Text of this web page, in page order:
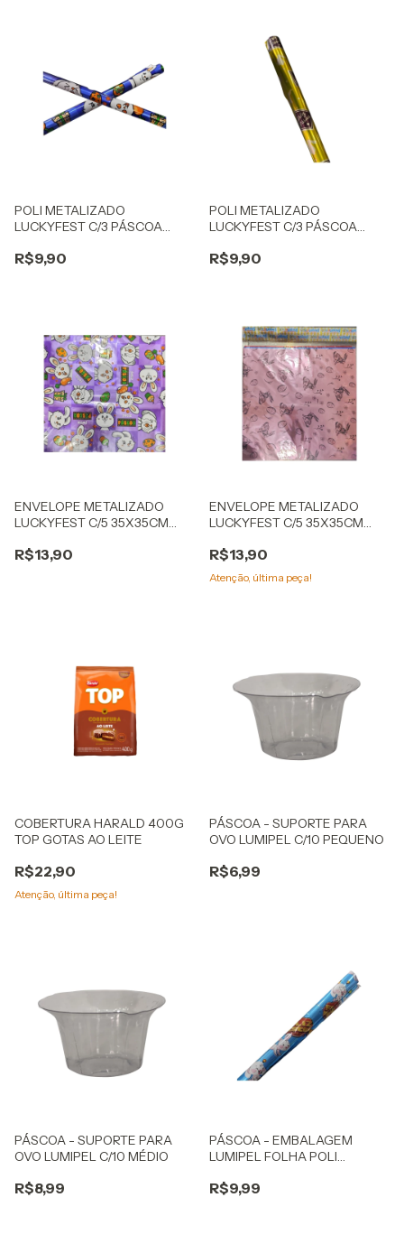
POLI METALIZADO
LUCKYFEST C/3 PÁSCOA
R$9,90
POLI METALIZADO
LUCKYFEST C/3 PÁSCOA
R$9,90
ENVELOPE METALIZADO
LUCKYFEST C/5 35X35CM
R$13,90
ENVELOPE METALIZADO
LUCKYFEST C/5 35X35CM
R$13,90
Atenção, última peça!
COBERTURA HARALD 400G
TOP GOTAS AO LEITE
R$22,90
Atenção, última peça!
PÁSCOA - SUPORTE PARA
OVO LUMIPEL C/10 PEQUENO
R$6,99
PÁSCOA - SUPORTE PARA
OVO LUMIPEL C/10 MÉDIO
R$8,99
PÁSCOA - EMBALAGEM
LUMIPEL FOLHA POLI
R$9,99